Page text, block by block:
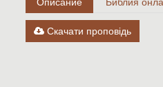
Скачати проповідь